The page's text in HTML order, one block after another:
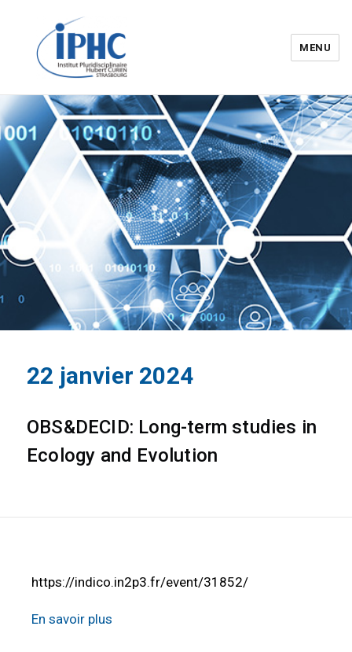
Institut pluridisciplinaire Hubert
Curien – IPHC
MENU
22 janvier 2024
OBS&DECID: Long-term studies in
Ecology and Evolution
https://indico.in2p3.fr/event/31852/
En savoir plus